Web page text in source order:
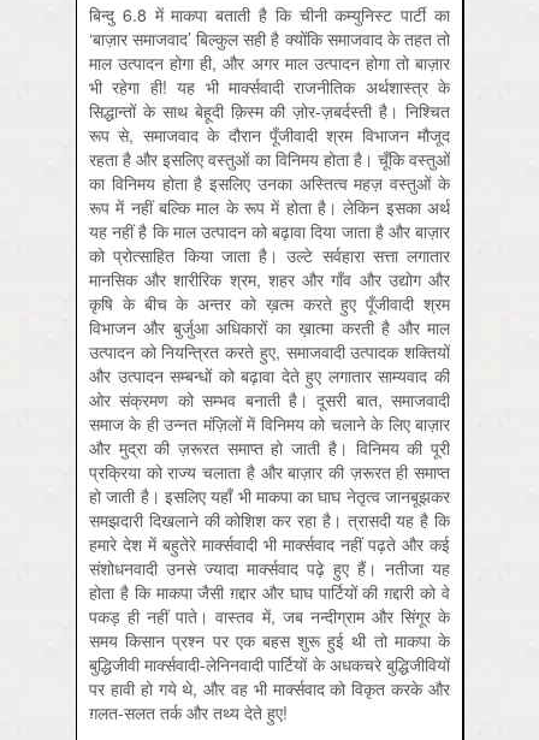
बिन्दु 6.8 में माकपा बताती है कि चीनी कम्युनिस्ट पार्टी का
‘बाज़ार समाजवाद’ बिल्कुल सही है क्योंकि समाजवाद के तहत तो
माल उत्पादन होगा ही, और अगर माल उत्पादन होगा तो बाज़ार
भी रहेगा ही! यह भी मार्क्‍सवादी राजनीतिक अर्थशास्त्र के
सिद्धान्तों के साथ बेहूदी क़िस्म की ज़ोर-ज़बर्दस्ती है। निश्चित
रूप से, समाजवाद के दौरान पूँजीवादी श्रम विभाजन मौजूद
रहता है और इसलिए वस्तुओं का विनिमय होता है। चूँकि वस्तुओं
का विनिमय होता है इसलिए उनका अस्तित्व महज़ वस्तुओं के
रूप में नहीं बल्कि माल के रूप में होता है। लेकिन इसका अर्थ
यह नहीं है कि माल उत्पादन को बढ़ावा दिया जाता है और बाज़ार
को प्रोत्साहित किया जाता है। उल्टे सर्वहारा सत्ता लगातार
मानसिक और शारीरिक श्रम, शहर और गाँव और उद्योग और
कृषि के बीच के अन्तर को ख़त्म करते हुए पूँजीवादी श्रम
विभाजन और बुर्जुआ अधिकारों का ख़ात्मा करती है और माल
उत्पादन को नियन्त्रित करते हुए, समाजवादी उत्पादक शक्तियों
और उत्पादन सम्बन्धों को बढ़ावा देते हुए लगातार साम्यवाद की
ओर संक्रमण को सम्भव बनाती है। दूसरी बात, समाजवादी
समाज के ही उन्नत मंज़िलों में विनिमय को चलाने के लिए बाज़ार
और मुद्रा की ज़रूरत समाप्त हो जाती है। विनिमय की पूरी
प्रक्रिया को राज्य चलाता है और बाज़ार की ज़रूरत ही समाप्त
हो जाती है। इसलिए यहाँ भी माकपा का घाघ नेतृत्व जानबूझकर
समझदारी दिखलाने की कोशिश कर रहा है। त्रासदी यह है कि
हमारे देश में बहुतेरे मार्क्‍सवादी भी मार्क्‍सवाद नहीं पढ़ते और कई
संशोधनवादी उनसे ज्यादा मार्क्‍सवाद पढ़े हुए हैं। नतीजा यह
होता है कि माकपा जैसी ग़द्दार और घाघ पार्टियों की ग़द्दारी को वे
पकड़ ही नहीं पाते। वास्तव में, जब नन्दीग्राम और सिंगूर के
समय किसान प्रश्न पर एक बहस शुरू हुई थी तो माकपा के
बुद्धिजीवी मार्क्‍सवादी-लेनिनवादी पार्टियों के अधकचरे बुद्धिजीवियों
पर हावी हो गये थे, और वह भी मार्क्‍सवाद को विकृत करके और
ग़लत-सलत तर्क और तथ्य देते हुए!